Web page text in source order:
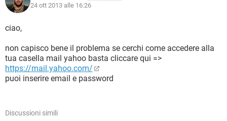
24 ott 2013 alle 16:26
ciao,
non capisco bene il problema se cerchi come accedere alla
tua casella mail yahoo basta cliccare qui =>
https://mail.yahoo.com/
puoi inserire email e password
Discussioni simili